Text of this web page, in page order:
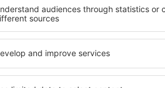
in Les Bons Villers